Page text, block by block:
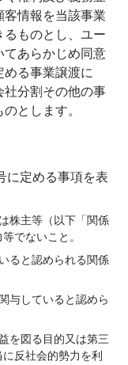
客情報を当該事業
ものとし、ユー
てあらかじめ同意
る事業譲渡に
社分割その他の事
とします。
に定める事項を表
株主等（以下「関係
でないこと。
ると認められる関係
与していると認めら
を図る目的又は第三
反社会的勢力を利